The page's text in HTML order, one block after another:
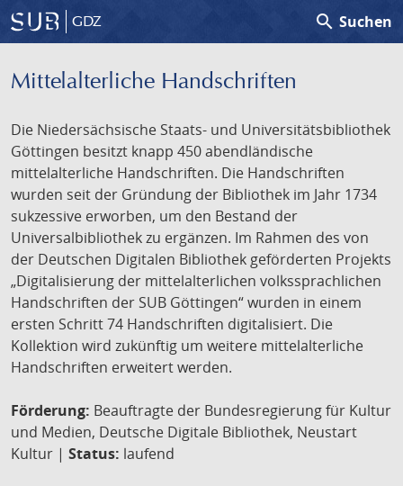
GDZ search Suchen
Mittelalterliche Handschriften
Die Niedersächsische Staats- und Universitätsbibliothek
Göttingen besitzt knapp 450 abendländische
mittelalterliche Handschriften. Die Handschriften
wurden seit der Gründung der Bibliothek im Jahr 1734
sukzessive erworben, um den Bestand der
Universalbibliothek zu ergänzen. Im Rahmen des von
der Deutschen Digitalen Bibliothek geförderten Projekts
„Digitalisierung der mittelalterlichen volkssprachlichen
Handschriften der SUB Göttingen“ wurden in einem
ersten Schritt 74 Handschriften digitalisiert. Die
Kollektion wird zukünftig um weitere mittelalterliche
Handschriften erweitert werden.
Förderung: Beauftragte der Bundesregierung für Kultur
und Medien, Deutsche Digitale Bibliothek, Neustart
Kultur | Status: laufend